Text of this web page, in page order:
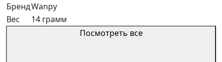
БрендWanpy
Вес
14 грамм
Посмотреть все